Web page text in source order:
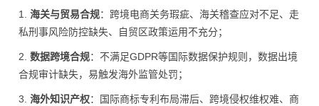
1. 海关与贸易合规：跨境电商关务瑕疵、海关稽查应对不足、走
私刑事风险防控缺失、自贸区政策运用不充分；
2. 数据跨境合规：不满足GDPR等国际数据保护规则，数据出境
合规审计缺失，易触发海外监管处罚；
3. 海外知识产权：国际商标专利布局滞后、跨境侵权维权难、商